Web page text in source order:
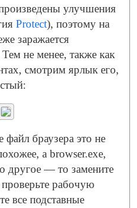
улучшения
Protect), поэтому на
заражается
не менее, также как
смотрим ярлык его,
браузера это не
а browser.exe,
другое — то замените
рабочую
все подставные